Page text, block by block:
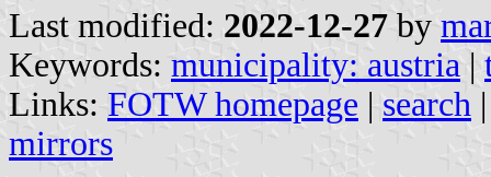
Last modified: 2022-12-27 by
Keywords: municipality: austria |
Links: FOTW homepage | search
mirrors